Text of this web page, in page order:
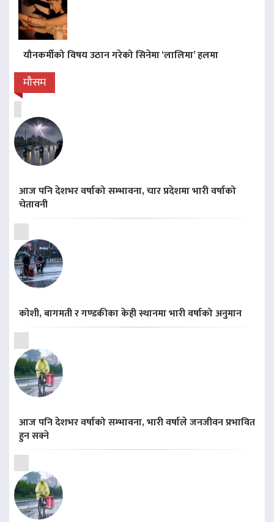
यौनकर्मीको विषय उठान गरेको सिनेमा ‘लालिमा’ हलमा
मौसम
आज पनि देशभर वर्षाको सम्भावना, चार प्रदेशमा भारी वर्षाको
चेतावनी
कोशी, बागमती र गण्डकीका केही स्थानमा भारी वर्षाको अनुमान
आज पनि देशभर वर्षाको सम्भावना, भारी वर्षाले जनजीवन प्रभावित
हुन सक्ने